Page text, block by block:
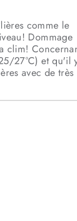
comme le
Dommage
clim!
27°C) et qu'il
avec de très